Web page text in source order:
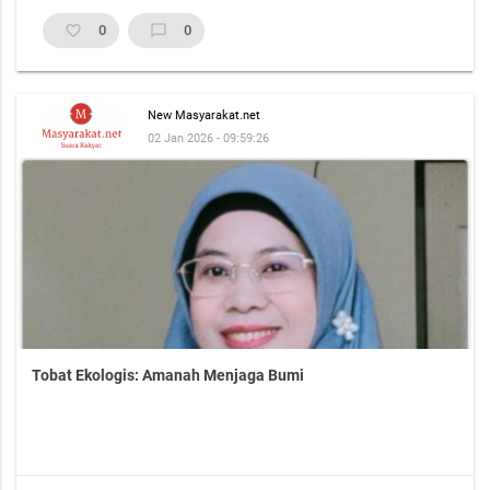
favorite_border 0 chat_bubble_outline 0
New Masyarakat.net
02 Jan 2026 - 09:59:26
Tobat Ekologis: Amanah Menjaga Bumi